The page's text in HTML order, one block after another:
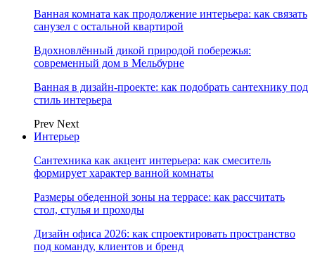
Ванная комната как продолжение интерьера: как связать
санузел с остальной квартирой
Вдохновлённый дикой природой побережья:
современный дом в Мельбурне
Ванная в дизайн-проекте: как подобрать сантехнику под
стиль интерьера
Prev Next
Интерьер
Сантехника как акцент интерьера: как смеситель
формирует характер ванной комнаты
Размеры обеденной зоны на террасе: как рассчитать
стол, стулья и проходы
Дизайн офиса 2026: как спроектировать пространство
под команду, клиентов и бренд